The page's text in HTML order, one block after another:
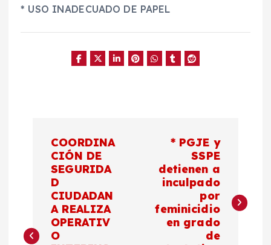
* USO INADECUADO DE PAPEL
e
COORDINA
CIÓN DE
SEGURIDA
D
CIUDADAN
A REALIZA
OPERATIV
O
* PGJE y
SSPE
detienen a
inculpado
por
feminicidio
en grado
de